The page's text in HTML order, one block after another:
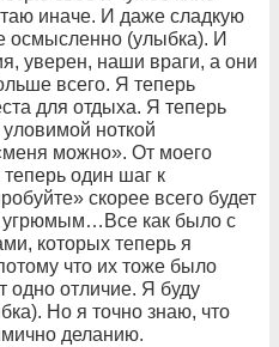
иначе. И даже сладкую
осмысленно (улыбка). И
уверен, наши враги, а они
всего. Я теперь
для отдыха. Я теперь
ноткой
можно». От моего
один шаг к
скорее всего будет
угрюмым…Все как было с
которых теперь я
что их тоже было
одно отличие. Я буду
Но я точно знаю, что
деланию.